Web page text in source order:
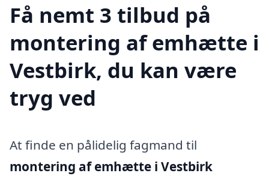
Få nemt 3 tilbud på
montering af emhætte i
Vestbirk, du kan være
tryg ved
At finde en pålidelig fagmand til
montering af emhætte i Vestbirk